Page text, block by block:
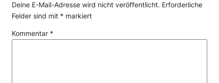
Deine E-Mail-Adresse wird nicht veröffentlicht. Erforderliche
Felder sind mit * markiert
Kommentar *